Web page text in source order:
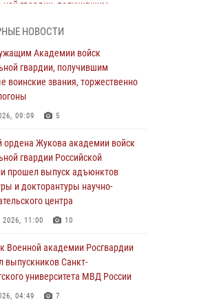
гвардии, получившим
09:09 5
академии Росгвардии оглашены
сборов 2026 года
14:49 7
информирует!
04:51
академии войск
гвардии принял участие в
встрече в Иверском
09:41 6
по стрельбе: точность, тактика,
НОВОСТИ
Академии войск
гвардии, получившим
воинские звания, торжественно
09:09 5
ордена Жукова академии войск
гвардии Российской
прошел выпуск адъюнктов
и докторантуры научно-
центра
2026, 11:00 10
Военной академии Росгвардии
выпускников Санкт-
университета МВД России
04:49 7